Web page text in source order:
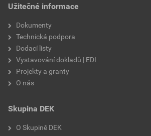
Užitečné informace
Dokumenty
Technická podpora
Dodací listy
Vystavování dokladů | EDI
Projekty a granty
O nás
Skupina DEK
O Skupině DEK